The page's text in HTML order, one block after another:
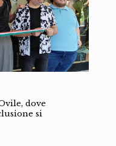
dove
si